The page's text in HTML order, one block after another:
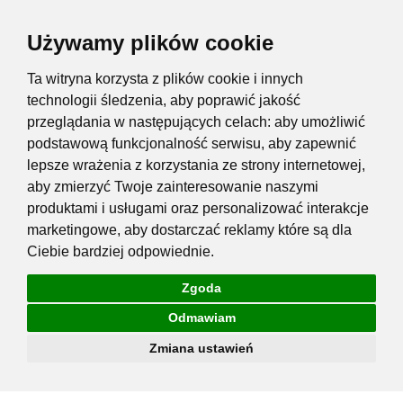
Używamy plików cookie
Ta witryna korzysta z plików cookie i innych
technologii śledzenia, aby poprawić jakość
przeglądania w następujących celach: aby umożliwić
podstawową funkcjonalność serwisu, aby zapewnić
lepsze wrażenia z korzystania ze strony internetowej,
aby zmierzyć Twoje zainteresowanie naszymi
produktami i usługami oraz personalizować interakcje
marketingowe, aby dostarczać reklamy które są dla
Ciebie bardziej odpowiednie.
Zgoda
Odmawiam
Zmiana ustawień